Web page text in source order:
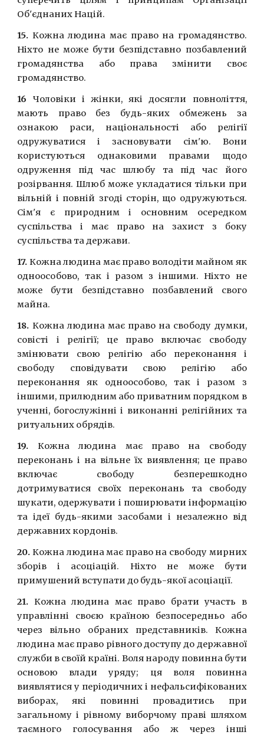
Об'єднаних Нацiй.
15. Кожна людина має право на громадянство.
Нiхто не може бути безпiдставно позбавлений
громадянства або права змiнити своє
громадянство.
16 Чоловiки i жiнки, якi досягли повнолiття,
мають право без будь-яких обмежень за
ознакою раси, нацiональностi або релiгiї
одружуватися i засновувати сiм'ю. Вони
користуються однаковими правами щодо
одруження пiд час шлюбу та пiд час його
розiрвання. Шлюб може укладатися тiльки при
вiльнiй i повнiй згодi сторiн, що одружуються.
Сiм'я є природним i основним осередком
суспiльства i має право на захист з боку
суспiльства та держави.
17. Кожна людина має право володiти майном як
одноособово, так i разом з iншими. Нiхто не
може бути безпiдставно позбавлений свого
майна.
18. Кожна людина має право на свободу думки,
совiстi i релiгiї; це право включає свободу
змiнювати свою релiгiю або переконання i
свободу сповiдувати свою релiгiю або
переконання як одноособово, так i разом з
iншими, прилюдним або приватним порядком в
ученнi, богослужiннi i виконаннi релiгiйних та
ритуальних обрядiв.
19. Кожна людина має право на свободу
переконань i на вiльне їх виявлення; це право
включає свободу безперешкодно
дотримуватися своїх переконань та свободу
шукати, одержувати i поширювати iнформацiю
та iдеї будь-якими засобами i незалежно вiд
державних кордонiв.
20.Кожна людина має право на свободу мирних
зборiв i асоцiацiй. Нiхто не може бути
примушений вступати до будь-якої асоцiацiї.
21. Кожна людина має право брати участь в
управлiннi своєю країною безпосередньо або
через вiльно обраних представникiв. Кожна
людина має право рiвного доступу до державної
служби в своїй країнi. Воля народу повинна бути
основою влади уряду; ця воля повинна
виявлятися у перiодичних i нефальсифiкованих
виборах, якi повиннi провадитись при
загальному i рiвному виборчому правi шляхом
таємного голосування або ж через інші